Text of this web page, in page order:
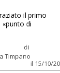
di
Timpano
il 15/10/
il primo
di